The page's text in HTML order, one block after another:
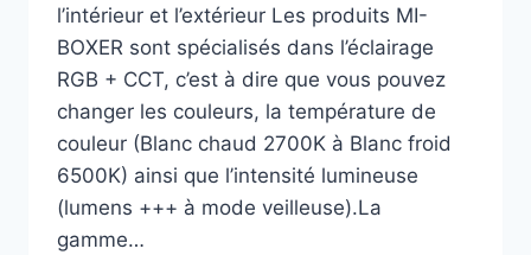
l’intérieur et l’extérieur Les produits MI-
BOXER sont spécialisés dans l’éclairage
RGB + CCT, c’est à dire que vous pouvez
changer les couleurs, la température de
couleur (Blanc chaud 2700K à Blanc froid
6500K) ainsi que l’intensité lumineuse
(lumens +++ à mode veilleuse).La
gamme…